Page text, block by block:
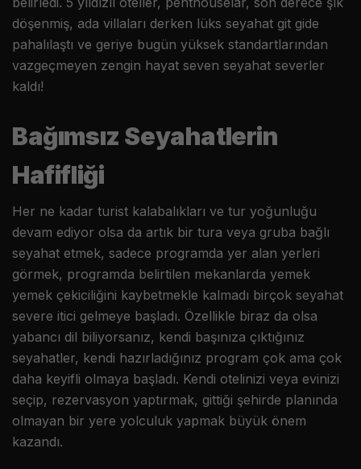
döşenmiş, ada villaları derken lüks seyahat git gide
pahalılaştı ve geriye bugün yüksek standartlarından
vazgeçmeyen zengin hayat seven seyahat severler
kaldı!
Bağımsız Seyahatlerin
Hafifliği
Her ne kadar turist kalabalıkları ve tur yoğunluğu
devam ediyor olsa da artık bir tura veya gruba bağlı
seyahat etmek, sadece programda yer alan yerleri
görmek, programda belirtilen mekanlarda yemek
yemek çekiciliğini kaybetmekle kalmadı birçok seyahat
severe itici gelmeye başladı. Özellikle biraz da olsa
yabancı dil biliyorsanız, kendi başınıza çıktığınız
seyahatler, kendi hazırladığınız program çok ama çok
daha keyifli olmaya başladı. Kendi otelinizi veya evinizi
seçip, rezervasyon yaptırmak, gittiği şehirde planında
olmayan bir yere yolculuk yapmak büyük önem
kazandı.